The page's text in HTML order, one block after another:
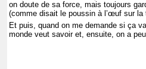
on doute de sa force, mais toujours
(comme disait le poussin à l’œuf sur la
Et puis, quand on me demande si ça
monde veut savoir et, ensuite, on a